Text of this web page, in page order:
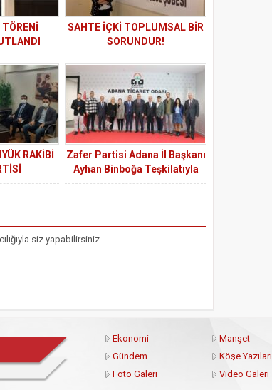
SAHTE İÇKİ TOPLUMSAL BİR
SORUNDUR!
RAKİBİ
Zafer Partisi Adana İl Başkanı
Ayhan Binboğa Teşkilatıyla
Birlikte ATO’da İstişarelerde
siz yapabilirsiniz.
Ekonomi Manşet
Gündem
Köşe Yazıları
Foto Galeri
Video Galeri